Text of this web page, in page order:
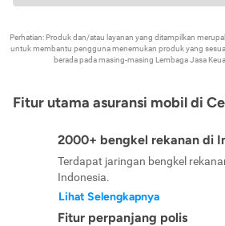
Perhatian: Produk dan/atau layanan yang ditampilkan
untuk membantu pengguna menemukan produk yang
berada pada masing-masing Lembaga Jasa
Fitur utama asuransi mobil di
2000+ bengkel rekanan di
Terdapat jaringan bengkel
Indonesia.
Lihat Selengkapnya
Fitur perpanjang polis